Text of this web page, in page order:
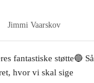
Jimmi Vaarskov
fantastiske støtte🔵 Så
hvor vi skal sige